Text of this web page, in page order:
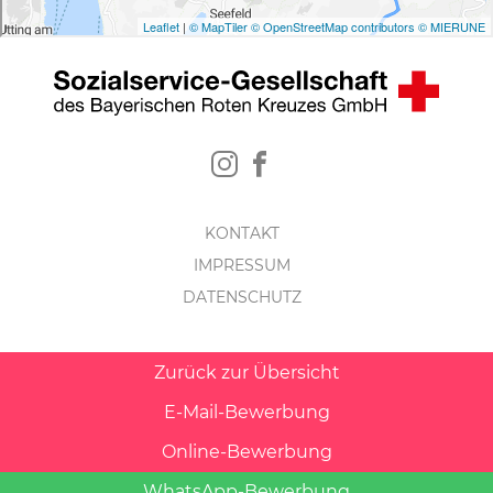
KONTAKT
IMPRESSUM
DATENSCHUTZ
Zurück zur Übersicht
E-Mail-Bewerbung
Online-Bewerbung